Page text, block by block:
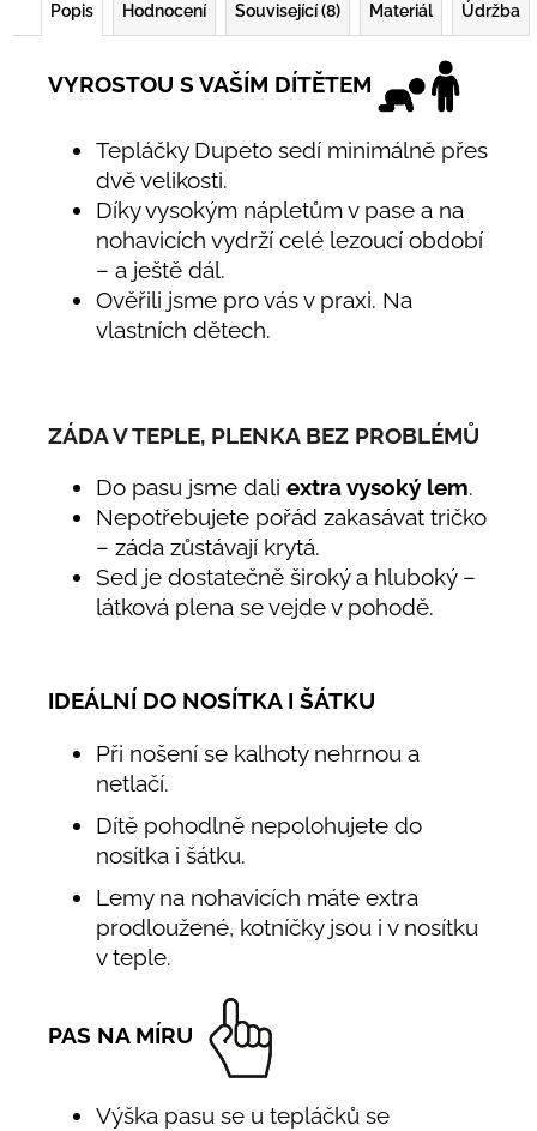
Popis Hodnocení Související (8) Materiál Údržba
VYROSTOU S VAŠÍM DÍTĚTEM
Tepláčky Dupeto sedí minimálně přes
dvě velikosti.
Díky vysokým nápletům v pase a na
nohavicích vydrží celé lezoucí období
– a ještě dál.
Ověřili jsme pro vás v praxi. Na
vlastních dětech.
ZÁDA V TEPLE, PLENKA BEZ PROBLÉMŮ
Do pasu jsme dali extra vysoký lem.
Nepotřebujete pořád zakasávat tričko
– záda zůstávají krytá.
Sed je dostatečně široký a hluboký –
látková plena se vejde v pohodě.
IDEÁLNÍ DO NOSÍTKA I ŠÁTKU
Při nošení se kalhoty nehrnou a
netlačí.
Dítě pohodlně nepolohujete do
nosítka i šátku.
Lemy na nohavicích máte extra
prodloužené, kotníčky jsou i v nosítku
v teple.
PAS NA MÍRU
Výška pasu se u tepláčků se